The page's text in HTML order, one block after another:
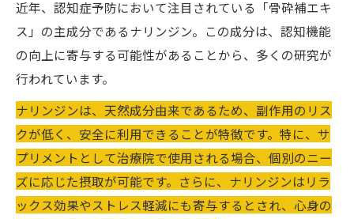
近年、認知症予防において注目されている「骨砕補エキ
ス」の主成分であるナリンジン。この成分は、認知機能
の向上に寄与する可能性があることから、多くの研究が
行われています。
ナリンジンは、天然成分由来であるため、副作用のリス
クが低く、安全に利用できることが特徴です。特に、サ
プリメントとして治療院で使用される場合、個別のニー
ズに応じた摂取が可能です。さらに、ナリンジンはリラ
ックス効果やストレス軽減にも寄与するとされ、心身の